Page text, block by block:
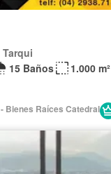
15 Baños
1.000 m²
Bienes Raíces Catedral